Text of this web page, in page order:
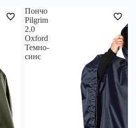
Пончо
Pilgrim
2.0
Oxford
Темно-
синє